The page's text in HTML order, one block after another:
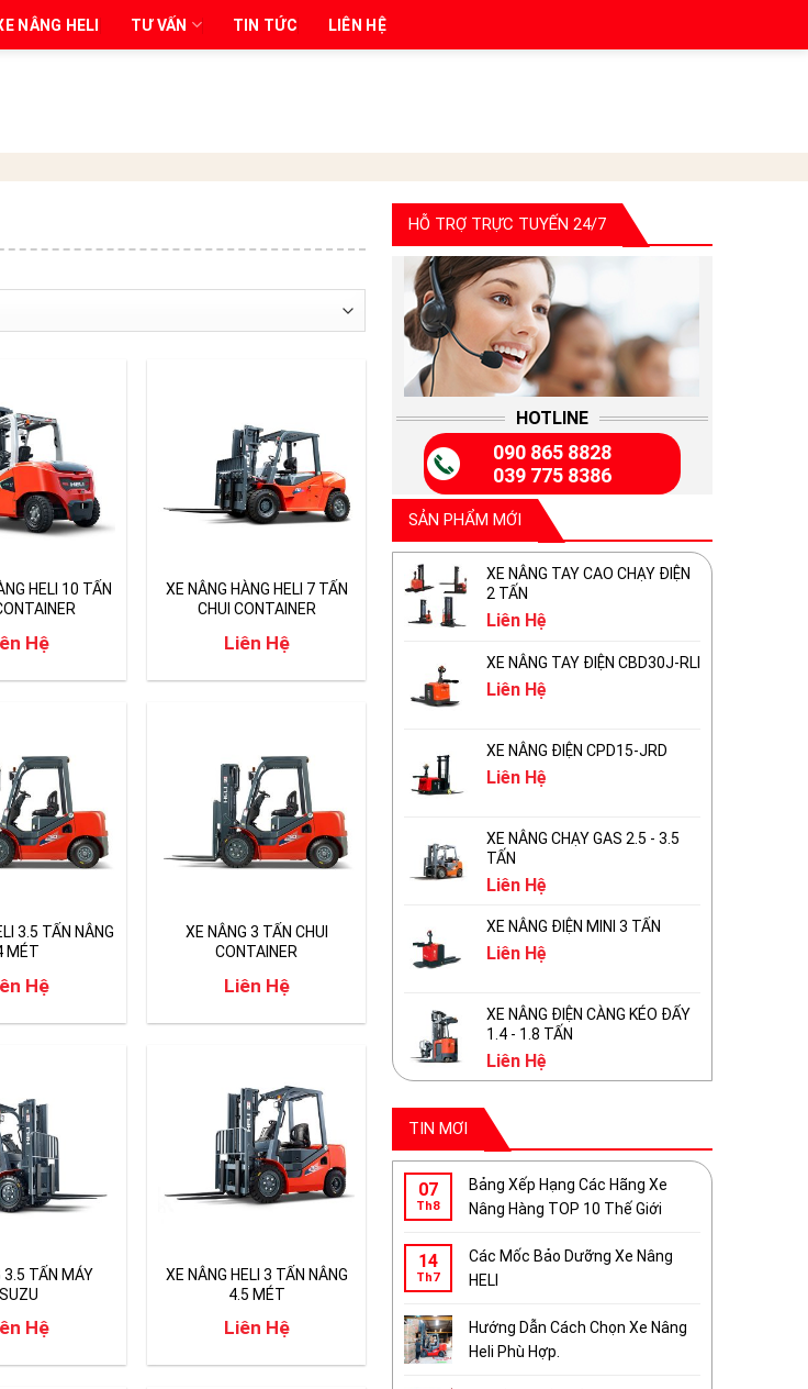
NÂNG HELI TƯ VẤN TIN TỨC LIÊN HỆ
HELI 10 TẤN
Hệ
XE NÂNG HÀNG HELI 7 TẤN
CHUI CONTAINER
Liên Hệ
3.5 TẤN NÂNG
MÉT
Hệ
XE NÂNG 3 TẤN CHUI
CONTAINER
Liên Hệ
3.5 TẤN MÁY
ISUZU
Hệ
XE NÂNG HELI 3 TẤN NÂNG
4.5 MÉT
Liên Hệ
HỖ TRỢ TRỰC TUYẾN 24/7
HOTLINE
090 865 8828
039 775 8386
SẢN PHẨM MỚI
XE NÂNG TAY CAO CHẠY ĐIỆN
2 TẤN
Liên Hệ
XE NÂNG TAY ĐIỆN CBD30J-RLI
Liên Hệ
XE NÂNG ĐIỆN CPD15-JRD
Liên Hệ
XE NÂNG CHẠY GAS 2.5 - 3.5
TẤN
Liên Hệ
XE NÂNG ĐIỆN MINI 3 TẤN
Liên Hệ
XE NÂNG ĐIỆN CÀNG KÉO ĐẨY
1.4 - 1.8 TẤN
Liên Hệ
TIN MƠI
07
Th8
Bảng Xếp Hạng Các Hãng Xe
Nâng Hàng TOP 10 Thế Giới
14
Th7
Các Mốc Bảo Dưỡng Xe Nâng
HELI
Hướng Dẫn Cách Chọn Xe Nâng
Heli Phù Hợp.